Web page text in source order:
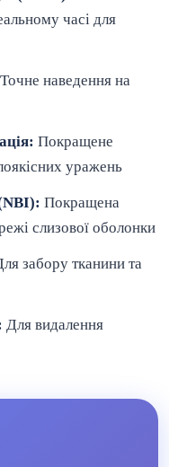
часі для
Точне наведення на
Покращене
уражень
Покращена
слизової оболонки
забору тканини та
Для видалення